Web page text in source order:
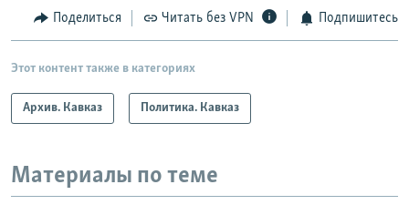
Поделиться Читать без VPN Подпишитесь
Этот контент также в категориях
Архив. Кавказ Политика. Кавказ
Материалы по теме